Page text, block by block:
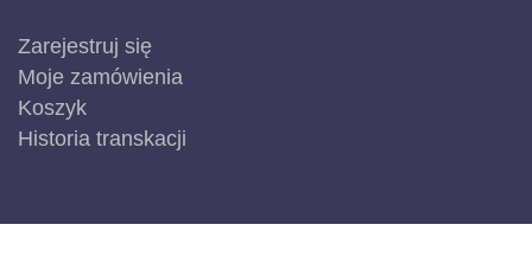
Zarejestruj się
Moje zamówienia
Koszyk
Historia transkacji